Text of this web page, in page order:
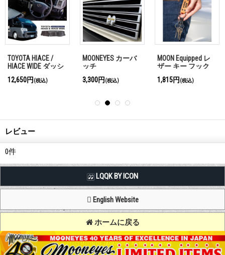
TOYOTA HIACE /
HIACE WIDE ダッシ
12,650円 (税込)
MOONEYES カーバ
ッチ
3,300円 (税込)
MOON Equipped レ
ザー キー フック
1,815円 (税込)
レビュー
0件
LQQK BY ICON
English Website
ホームに戻る
Copyright (C) MOON OF JAPAN, INC. All Rights Reserved.